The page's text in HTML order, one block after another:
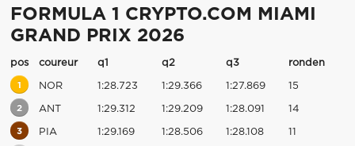
FORMULA 1 CRYPTO.COM MIAMI
GRAND PRIX 2026
pos coureur q1 q2 q3 ronden
1 NOR 1:28.723 1:29.366 1:27.869 15
2 ANT 1:29.312 1:29.209 1:28.091 14
3 PIA 1:29.169 1:28.506 1:28.108 11